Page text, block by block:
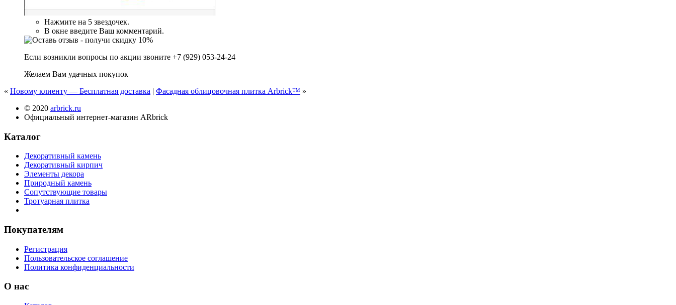
Нажмите на 5 звездочек.
В окне введите Ваш комментарий.
Если возникли вопросы по акции звоните +7 (929) 053-24-24
Желаем Вам удачных покупок
« Новому клиенту — Бесплатная доставка | Фасадная облицовочная плитка Arbrick™ »
© 2020 arbrick.ru
Официальный интернет-магазин ARbrick
Каталог
Декоративный камень
Декоративный кирпич
Элементы декора
Природный камень
Сопутствующие товары
Тротуарная плитка
Покупателям
Регистрация
Пользовательское соглашение
Политика конфиденциальности
О нас